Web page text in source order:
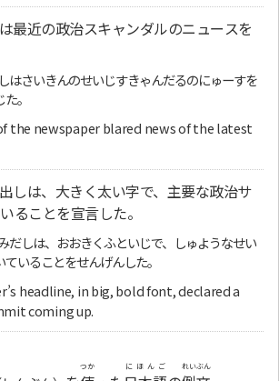
最近の政治スキャンダルのニュースを
はさいきんのせいじすきゃんだるのにゅーすを
。
the newspaper blared news of the latest
しは、大きく太い字で、主要な政治サ
ることを宣言した。
だしは、おおきくふといじで、しゅようなせい
いることをせんげんした。
headline, in big, bold font, declared a
coming up.
つか にほんご れいぶん